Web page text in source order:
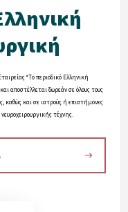
“Tο περιοδικό Eλληνική
αποστέλλεται δωρεάν σε όλους τους
καθώς και σε ιατρούς ή επιστήμονες
τέχνης.